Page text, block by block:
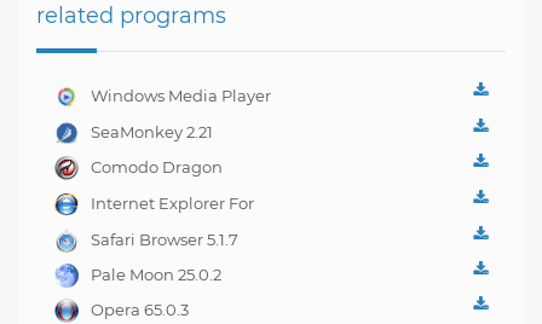
related programs
Windows Media Player
Firefox Plugin 1.0.0.8
SeaMonkey 2.21
Comodo Dragon
Internet Browser 30.0
Internet Explorer For
Windows 7 11
Safari Browser 5.1.7
Pale Moon 25.0.2
Opera 65.0.3